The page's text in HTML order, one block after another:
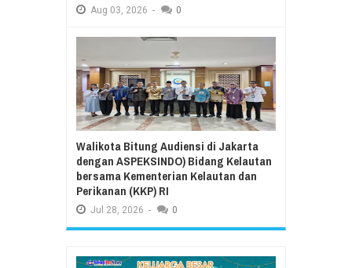
Aug 03, 2026 - 0
Walikota Bitung Audiensi di Jakarta
dengan ASPEKSINDO) Bidang Kelautan
bersama Kementerian Kelautan dan
Perikanan (KKP) RI
Jul 28, 2026 - 0